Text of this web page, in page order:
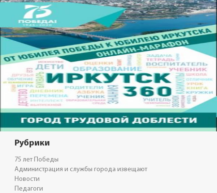
Рубрики
75 лет Победы
Администрация и службы города извещают
Новости
Педагоги